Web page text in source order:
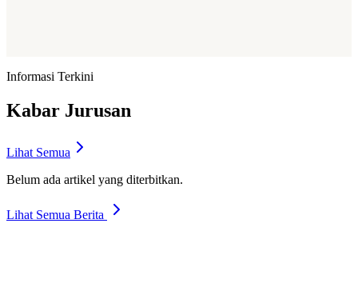
Profil Jurusan
Informasi Terkini
Kabar Jurusan
Lihat Semua
Belum ada artikel yang diterbitkan.
Lihat Semua Berita